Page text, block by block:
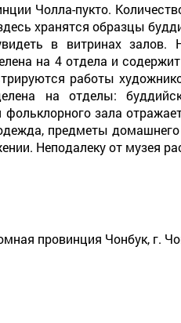
Чолла-пукто.
хранятся образцы
в витринах
на 4 отдела и
работы
на отделы:
зала
предметы
Неподалеку от музея
провинция Чонбук, г.